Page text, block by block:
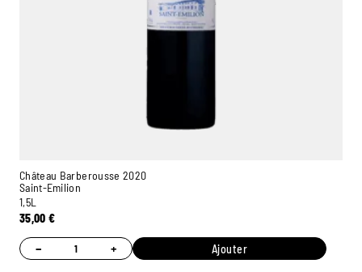
Château Barberousse 2020
Saint-Emilion
1,5L
35,00€
− + Ajouter